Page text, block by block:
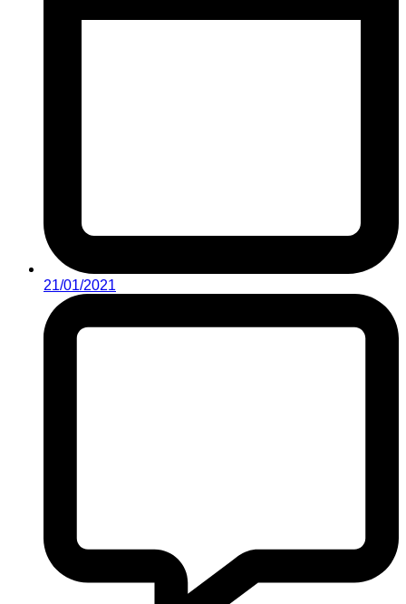
21/01/2021